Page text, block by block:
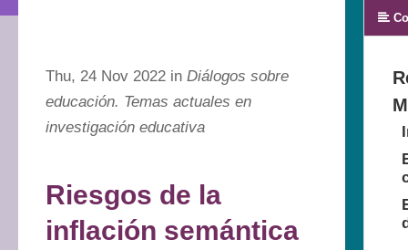
Thu, 24 Nov 2022 in Diálogos sobre
educación. Temas actuales en
investigación educativa
Riesgos de la
inflación semántica